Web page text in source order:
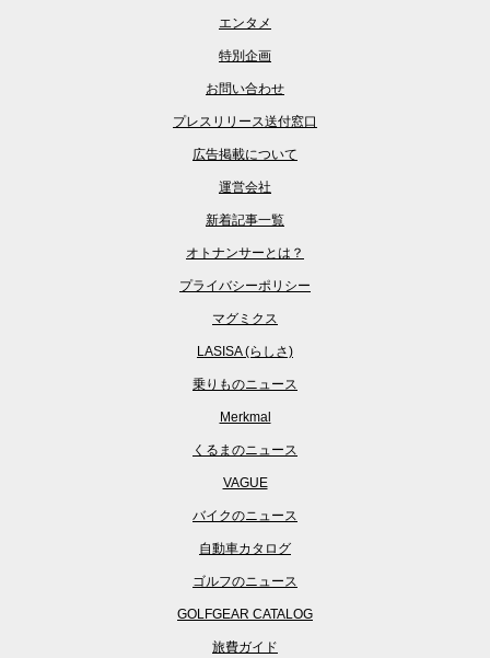
エンタメ
特別企画
お問い合わせ
プレスリリース送付窓口
広告掲載について
運営会社
新着記事一覧
オトナンサーとは？
プライバシーポリシー
マグミクス
LASISA (らしさ)
乗りものニュース
Merkmal
くるまのニュース
VAGUE
バイクのニュース
自動車カタログ
ゴルフのニュース
GOLFGEAR CATALOG
旅費ガイド